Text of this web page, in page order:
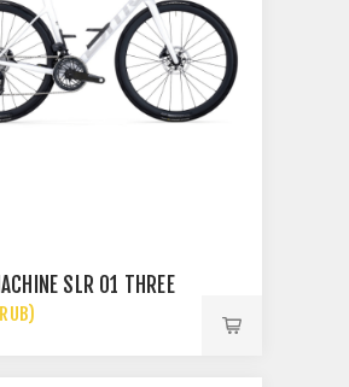
SLR 01 THREE